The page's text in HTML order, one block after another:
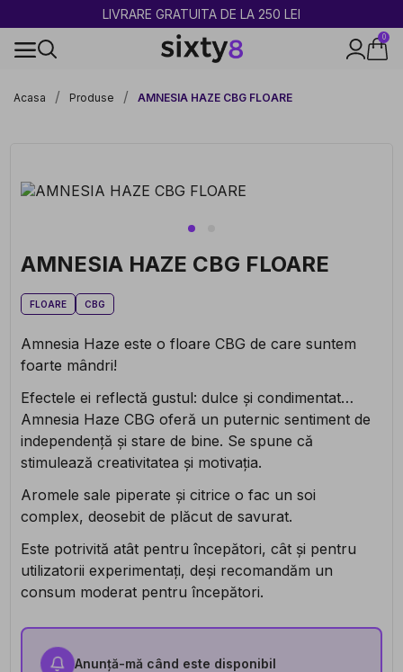
2 CUMPĂRATE = 1 CADOU
0
Acasa
Produse AMNESIA HAZE CBG FLOARE
AMNESIA HAZE CBG FLOARE
FLOARE CBG
Amnesia Haze este o floare CBG de care suntem
foarte mândri!
Efectele ei reflectă gustul: dulce și condimentat…
Amnesia Haze CBG oferă un puternic sentiment de
independență și stare de bine. Se spune că
stimulează creativitatea și motivația.
Aromele sale piperate și citrice o fac un soi
complex, deosebit de plăcut de savurat.
Este potrivită atât pentru începători, cât și pentru
utilizatorii experimentați, deși recomandăm un
consum moderat pentru începători.
Anunță-mă când este disponibil